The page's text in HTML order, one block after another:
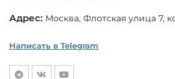
Адрес: Москва, Флотская улица 7,
Написать в Telegram